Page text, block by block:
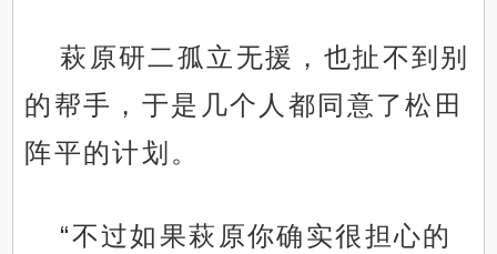
萩原研二孤立无援，也扯不到别
的帮手，于是几个人都同意了松田
阵平的计划。
“不过如果萩原你确实很担心的